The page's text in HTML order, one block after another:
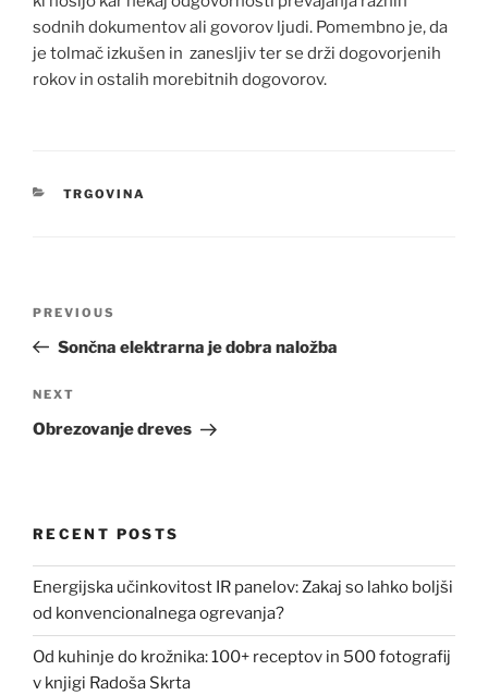
sodnih dokumentov ali govorov ljudi. Pomembno je, da
je tolmač izkušen in zanesljiv ter se drži dogovorjenih
rokov in ostalih morebitnih dogovorov.
CATEGORIES
TRGOVINA
Previous
Post
PREVIOUS
Sončna elektrarna je dobra naložba
Next
Post
NEXT
Obrezovanje dreves
RECENT POSTS
Energijska učinkovitost IR panelov: Zakaj so lahko boljši
od konvencionalnega ogrevanja?
Od kuhinje do krožnika: 100+ receptov in 500 fotografij
v knjigi Radoša Skrta